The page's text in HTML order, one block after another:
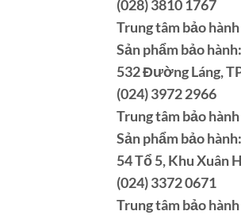
(028) 3810 1767
Trung tâm bảo
Sản phẩm bảo
532 Đường Láng,
(024) 3972 2966
Trung tâm bảo
Sản phẩm bảo
54 Tổ 5, Khu Xuân
(024) 3372 0671
Trung tâm bảo